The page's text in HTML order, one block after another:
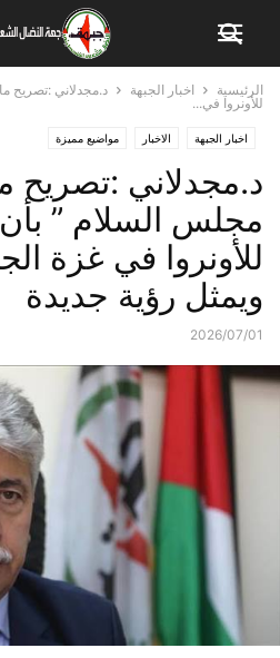
الرئيسية اخبار الجبهة
د.مجدلاني :تصريح
للأونروا في...
اخبار الجبهة الاخبار مواضيع مميزة
د.مجدلاني :تصريح
مجلس السلام ”
للأونروا في غزة
ويمثل رؤية جديدة
2026/07/01